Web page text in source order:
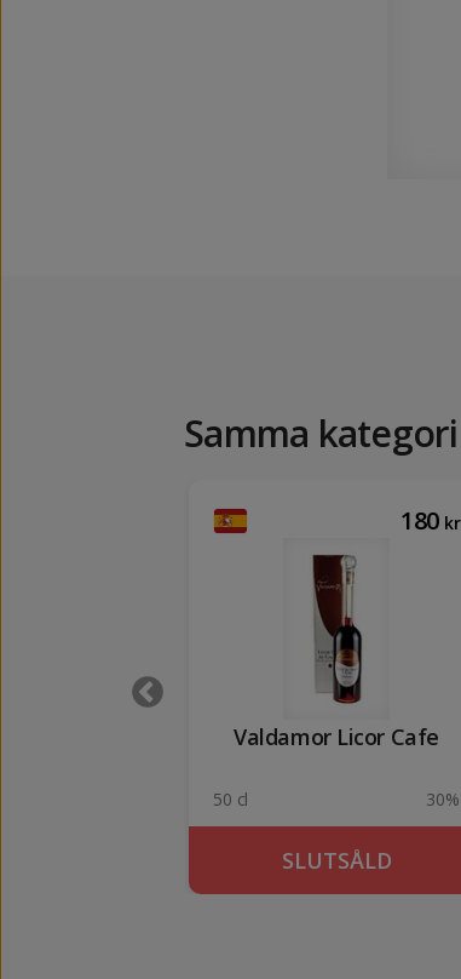
Samma kategori
180 kr
Valdamor Licor Cafe
50 cl 30%
SLUTSÅLD